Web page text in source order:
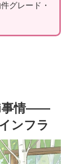
グレード・
事情——
ンフラ